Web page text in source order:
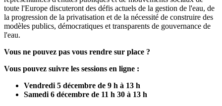
toute l'Europe discuteront des défis actuels de la gestion de l'eau, de
la progression de la privatisation et de la nécessité de construire des
modèles publics, démocratiques et transparents de gouvernance de
l'eau.
Vous ne pouvez pas vous rendre sur place ?
Vous pouvez suivre les sessions en ligne :
Vendredi 5 décembre de 9 h à 13 h
Samedi 6 décembre de 11 h 30 à 13 h